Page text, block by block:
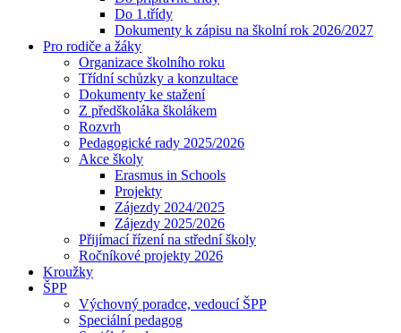
Do 1.třídy
Dokumenty k zápisu na školní rok 2026/2027
Pro rodiče a žáky
Organizace školního roku
Třídní schůzky a konzultace
Dokumenty ke stažení
Z předškoláka školákem
Rozvrh
Pedagogické rady 2025/2026
Akce školy
Erasmus in Schools
Projekty
Zájezdy 2024/2025
Zájezdy 2025/2026
Přijímací řízení na střední školy
Ročníkové projekty 2026
Kroužky
ŠPP
Výchovný poradce, vedoucí ŠPP
Speciální pedagog